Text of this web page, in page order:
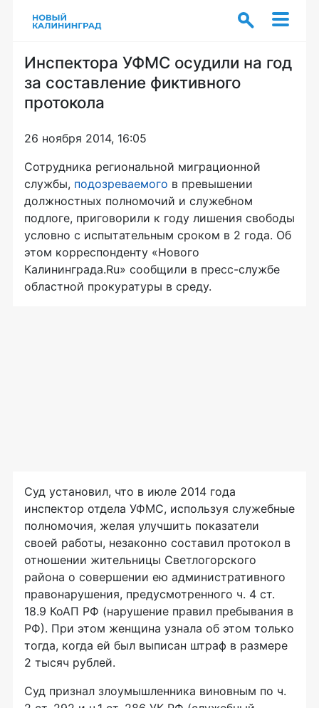
Инспектора УФМС осудили на год
за составление фиктивного
протокола
26 ноября 2014, 16:05
Сотрудника региональной миграционной
службы, подозреваемого в превышении
должностных полномочий и служебном
подлоге, приговорили к году лишения свободы
условно с испытательным сроком в 2 года. Об
этом корреспонденту «Нового
Калининграда.Ru» сообщили в пресс-службе
областной прокуратуры в среду.
Суд установил, что в июле 2014 года
инспектор отдела УФМС, используя служебные
полномочия, желая улучшить показатели
своей работы, незаконно составил протокол в
отношении жительницы Светлогорского
района о совершении ею административного
правонарушения, предусмотренного ч. 4 ст.
18.9 КоАП РФ (нарушение правил пребывания в
РФ). При этом женщина узнала об этом только
тогда, когда ей был выписан штраф в размере
2 тысяч рублей.
Суд признал злоумышленника виновным по ч.